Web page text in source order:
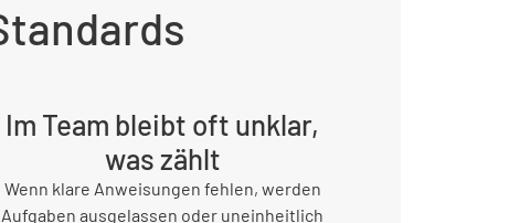
Im Team bleibt oft unklar,
was zählt
Wenn klare Anweisungen fehlen, werden
Aufgaben ausgelassen oder uneinheitlich